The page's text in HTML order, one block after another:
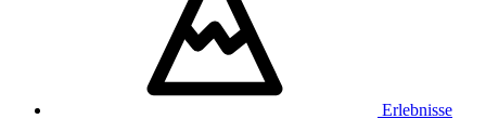
Erlebnisse